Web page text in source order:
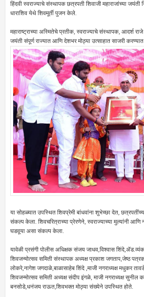
हिंदवी स्वराज्याचे संस्थापक छत्रपती शिवाजी महाराजांच्या जयंती
धाराशिव येथे शिवमूर्ती पुजन केले.
महाराष्ट्राच्या अस्मितेचे प्रतीक, स्वराज्याचे संस्थापक, आदर्श राजे
जयंती संपूर्ण राज्यात आणि देशभर मोठ्या उत्साहात साजरी
या सोहळ्यात उपस्थित शिवप्रेमी बांधवांना शुभेच्छा देत, छत्रपतींच्या
संकल्प केला. शिवचरित्राच्या प्रेरणेने, स्वराज्याच्या मुल्यांनी आणि
घडवूया असा संकल्प केला.
यावेळी प्रसंगी पोलीस अधिक्षक संजय जाधव,विश्वास
शिवजन्मोत्सव समिती संस्थापक अध्यक्ष प्रकाश जगताप,जेष्ठ
लोकरे,नागेश जगदाळे,बाळासाहेब शिंदे ,माजी नगराध्यक्ष मधुकर
शिवजन्मोत्सव समिती अध्यक्ष संदीप इंगळे, माजी नगराध्यक्ष सुनील
बनसोडे,धनंजय राऊत,शिवभक्त मोठ्या संख्येने उपस्थित होते.